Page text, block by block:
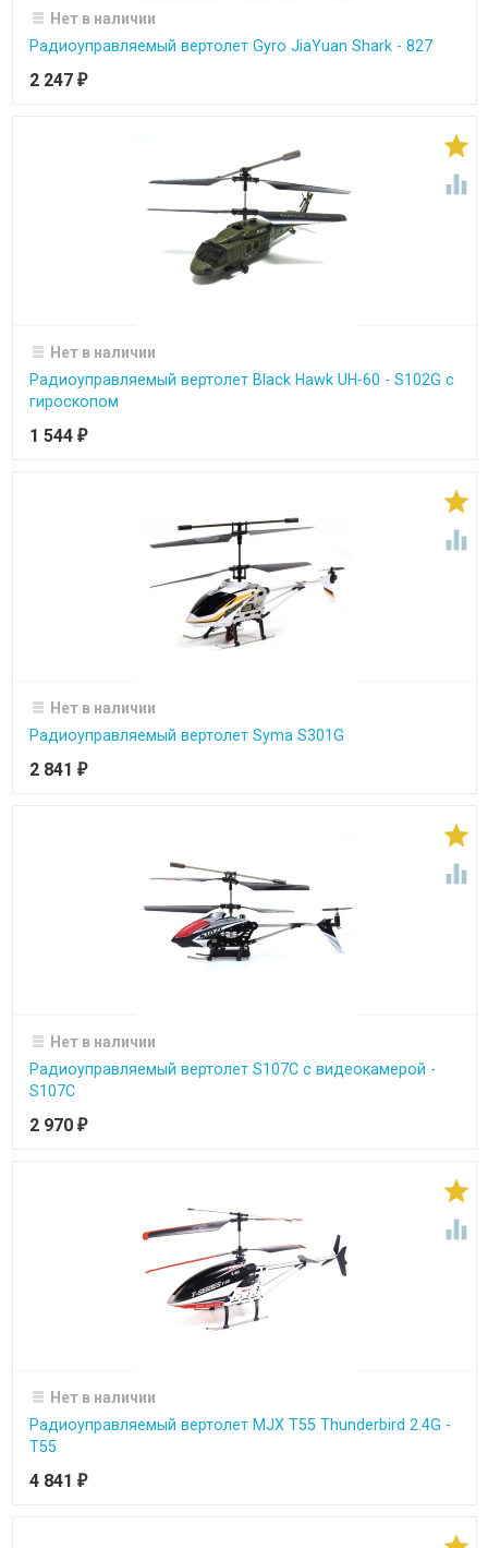
Нет в наличии
Радиоуправляемый вертолет Gyro JiaYuan Shark - 827
2 247 ₽


Нет в наличии
Радиоуправляемый вертолет Black Hawk UH-60 - S102G с
гироскопом
1 544 ₽


Нет в наличии
Радиоуправляемый вертолет Syma S301G
2 841 ₽


Нет в наличии
Радиоуправляемый вертолет S107C с видеокамерой -
S107C
2 970 ₽


Нет в наличии
Радиоуправляемый вертолет MJX T55 Thunderbird 2.4G -
T55
4 841 ₽